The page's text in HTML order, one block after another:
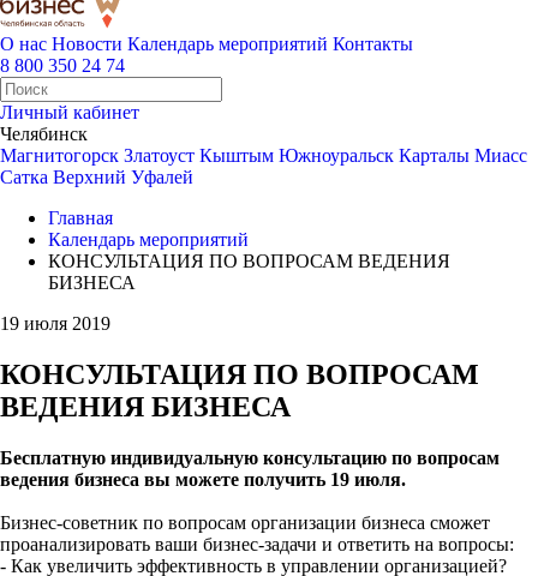
О нас Новости Календарь мероприятий Контакты
8 800 350 24 74
Личный кабинет
Челябинск
Магнитогорск Златоуст Кыштым Южноуральск Карталы Миасс
Сатка Верхний Уфалей
Главная
Календарь мероприятий
КОНСУЛЬТАЦИЯ ПО ВОПРОСАМ ВЕДЕНИЯ
БИЗНЕСА
19 июля 2019
КОНСУЛЬТАЦИЯ ПО ВОПРОСАМ
ВЕДЕНИЯ БИЗНЕСА
Бесплатную индивидуальную консультацию по вопросам
ведения бизнеса вы можете получить 19 июля.
Бизнес-советник по вопросам организации бизнеса сможет
проанализировать ваши бизнес-задачи и ответить на вопросы:
- Как увеличить эффективность в управлении организацией?